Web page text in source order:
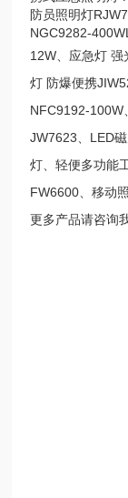
防员照明灯
NGC9282-
12W、应急灯强
灯防爆便携
NFC9192-100W
JW7623、LED
灯、轻便多功能
FW6600、移动
更多产品请咨询